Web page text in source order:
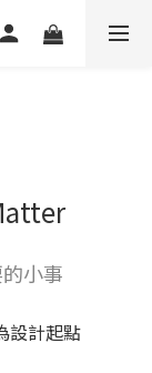
小事
設計起點